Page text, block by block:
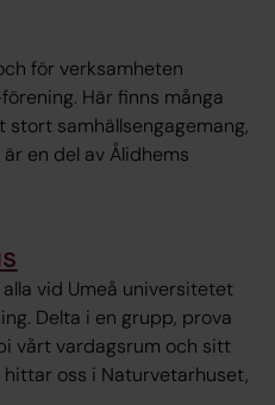
för verksamheten
Här finns många
samhällsengagemang,
en del av Ålidhems
vid Umeå universitetet
Delta i en grupp, prova
vårt vardagsrum och sitt
oss i Naturvetarhuset,